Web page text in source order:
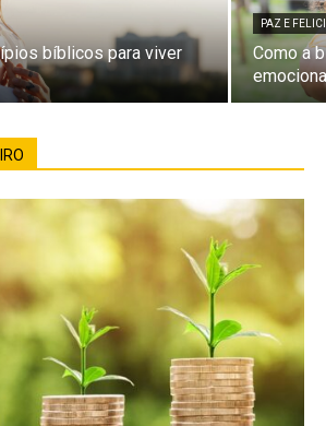
bíblicos para viver
PAZ E
Como a